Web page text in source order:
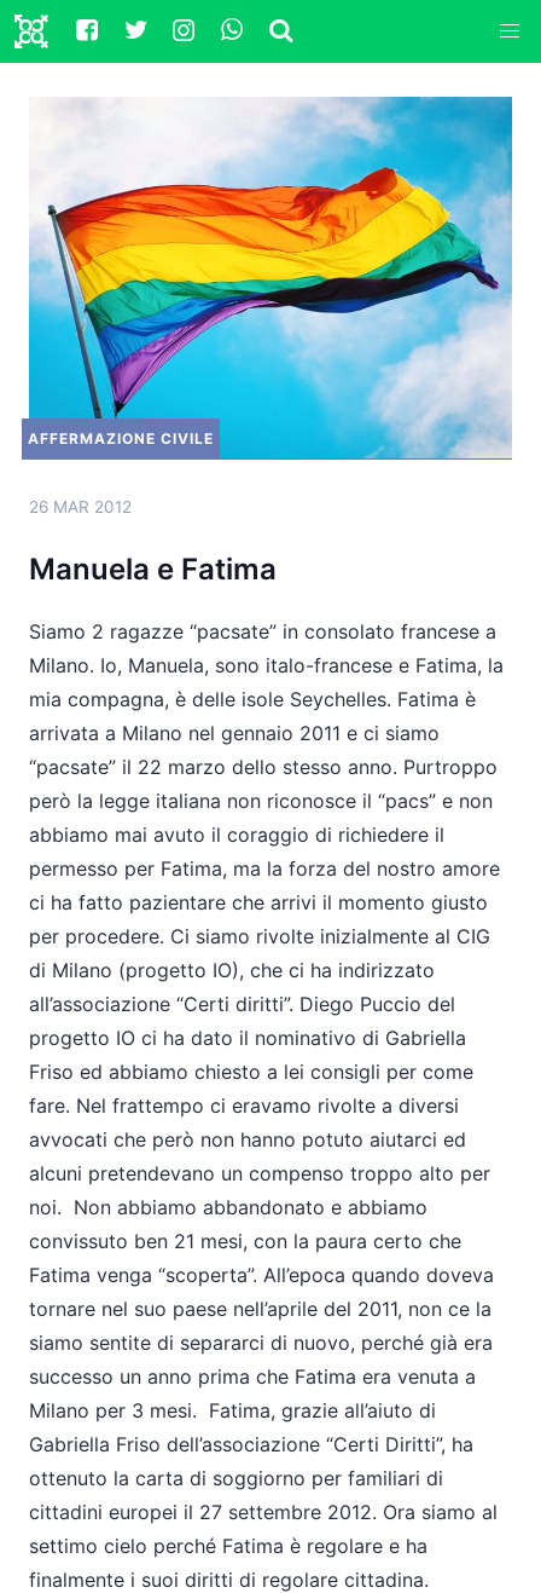
AFFERMAZIONE CIVILE
26 MAR 2012
Manuela e Fatima
Siamo 2 ragazze “pacsate” in consolato francese a
Milano. Io, Manuela, sono italo-francese e Fatima, la
mia compagna, è delle isole Seychelles. Fatima è
arrivata a Milano nel gennaio 2011 e ci siamo
“pacsate” il 22 marzo dello stesso anno. Purtroppo
però la legge italiana non riconosce il “pacs” e non
abbiamo mai avuto il coraggio di richiedere il
permesso per Fatima, ma la forza del nostro amore
ci ha fatto pazientare che arrivi il momento giusto
per procedere. Ci siamo rivolte inizialmente al CIG
di Milano (progetto IO), che ci ha indirizzato
all’associazione “Certi diritti”. Diego Puccio del
progetto IO ci ha dato il nominativo di Gabriella
Friso ed abbiamo chiesto a lei consigli per come
fare. Nel frattempo ci eravamo rivolte a diversi
avvocati che però non hanno potuto aiutarci ed
alcuni pretendevano un compenso troppo alto per
noi. Non abbiamo abbandonato e abbiamo
convissuto ben 21 mesi, con la paura certo che
Fatima venga “scoperta”. All’epoca quando doveva
tornare nel suo paese nell’aprile del 2011, non ce la
siamo sentite di separarci di nuovo, perché già era
successo un anno prima che Fatima era venuta a
Milano per 3 mesi. Fatima, grazie all’aiuto di
Gabriella Friso dell’associazione “Certi Diritti”, ha
ottenuto la carta di soggiorno per familiari di
cittadini europei il 27 settembre 2012. Ora siamo al
settimo cielo perché Fatima è regolare e ha
finalmente i suoi diritti di regolare cittadina.